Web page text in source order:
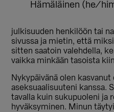
Hämäläinen (he/
julkisuuden henkilöön tai
sivussa ja mietin, että
sitten saatoin valehdella,
vaikka minkään tasoista
Nykypäivänä olen
aseksuaalisuuteni kanssa.
tavalla kuin sukupuoleni ja
hyväksyminen. Minun